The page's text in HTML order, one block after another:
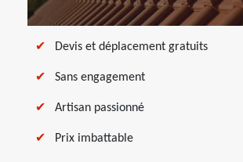
Devis et déplacement gratuits
Sans engagement
Artisan passionné
Prix imbattable